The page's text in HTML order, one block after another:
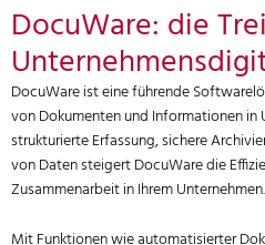
DocuWare: die
DocuWare ist eine führende
von Dokumenten und Informationen in
strukturierte Erfassung, sichere
von Daten steigert DocuWare die
Zusammenarbeit in Ihrem Unternehmen.
Mit Funktionen wie automatisierter